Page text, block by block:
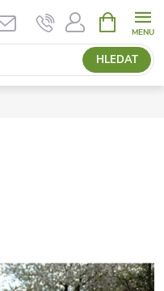
HLEDAT
NÁKUPNÍ
KOŠÍK